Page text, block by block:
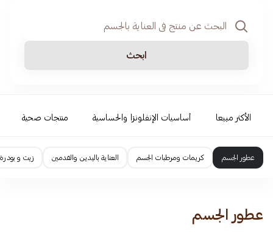
ابحث
الأكثر مبيعا أساسيات الإنفلونزا والحساسية منتجات صحية
عطور الجسم كريمات ومرطبات الجسم العناية باليدين والقدمين زيت و
عطور الجسم